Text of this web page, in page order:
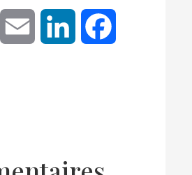
Pinterest Email LinkedIn